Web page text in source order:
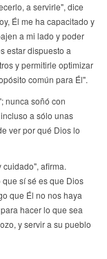
a servirle", dice
Él me ha capacitado y
a mi lado y poder
estar dispuesto a
y permitirle optimizar
común para Él".
nunca soñó con
a sólo unas
ver por qué Dios lo
afirma.
sí sé es que Dios
que Él no nos haya
hacer lo que sea
y servir a su pueblo